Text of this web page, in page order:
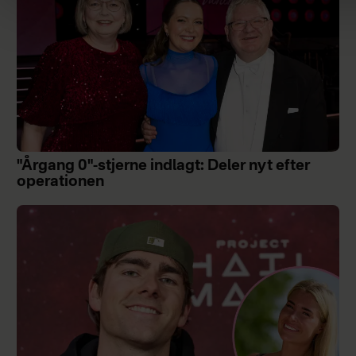
"Årgang 0"-stjerne indlagt: Deler nyt efter
operationen